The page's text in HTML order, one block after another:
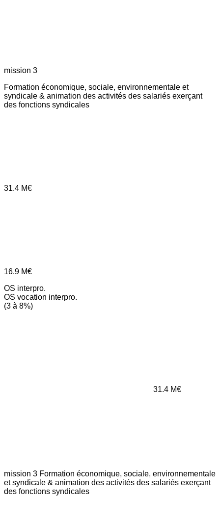
mission 3
Formation économique, sociale, environnementale et
syndicale & animation des activités des salariés exerçant
des fonctions syndicales
31.4 M€
16.9 M€
OS interpro.
OS vocation interpro.
(3 à 8%)
31.4 M€
mission 3 Formation économique, sociale, environnementale
et syndicale & animation des activités des salariés exerçant
des fonctions syndicales